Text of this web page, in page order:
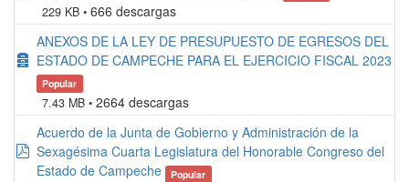
229 KB 666 descargas
archive
ANEXOS DE LA LEY DE PRESUPUESTO DE EGRESOS DEL
ESTADO DE CAMPECHE PARA EL EJERCICIO FISCAL 2023
Popular
7.43 MB 2664 descargas
pdf
Acuerdo de la Junta de Gobierno y Administración de la
Sexagésima Cuarta Legislatura del Honorable Congreso del
Estado de Campeche
Popular